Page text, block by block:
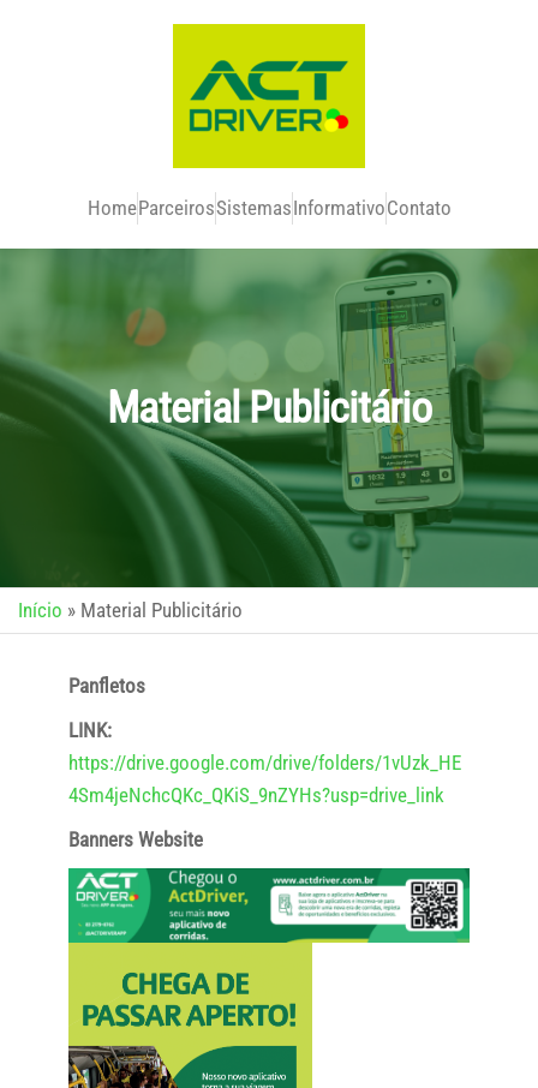
HomeParceirosSistemasInformativoContato
Material Publicitário
Início » Material Publicitário
Panfletos
LINK:
https://drive.google.com/drive/folders/1vUzk_HE
4Sm4jeNchcQKc_QKiS_9nZYHs?usp=drive_link
Banners Website